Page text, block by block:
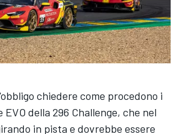
chiedere come procedono i
della 296 Challenge, che nel
in pista e dovrebbe essere